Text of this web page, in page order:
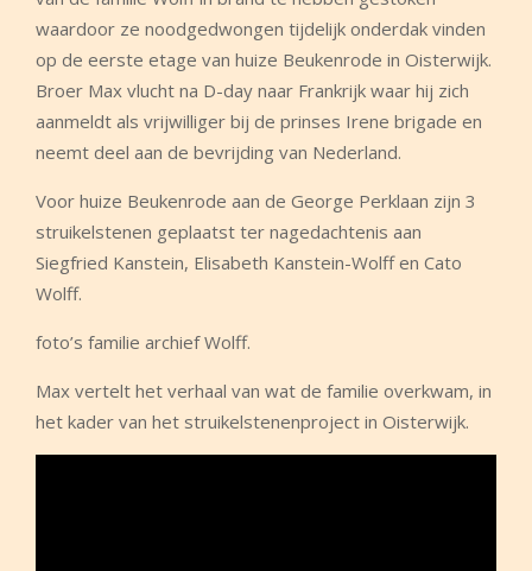
waardoor ze noodgedwongen tijdelijk onderdak vinden
op de eerste etage van huize Beukenrode in Oisterwijk.
Broer Max vlucht na D-day naar Frankrijk waar hij zich
aanmeldt als vrijwilliger bij de prinses Irene brigade en
neemt deel aan de bevrijding van Nederland.
Voor huize Beukenrode aan de George Perklaan zijn 3
struikelstenen geplaatst ter nagedachtenis aan
Siegfried Kanstein, Elisabeth Kanstein-Wolff en Cato
Wolff.
foto’s familie archief Wolff.
Max vertelt het verhaal van wat de familie overkwam, in
het kader van het struikelstenenproject in Oisterwijk.